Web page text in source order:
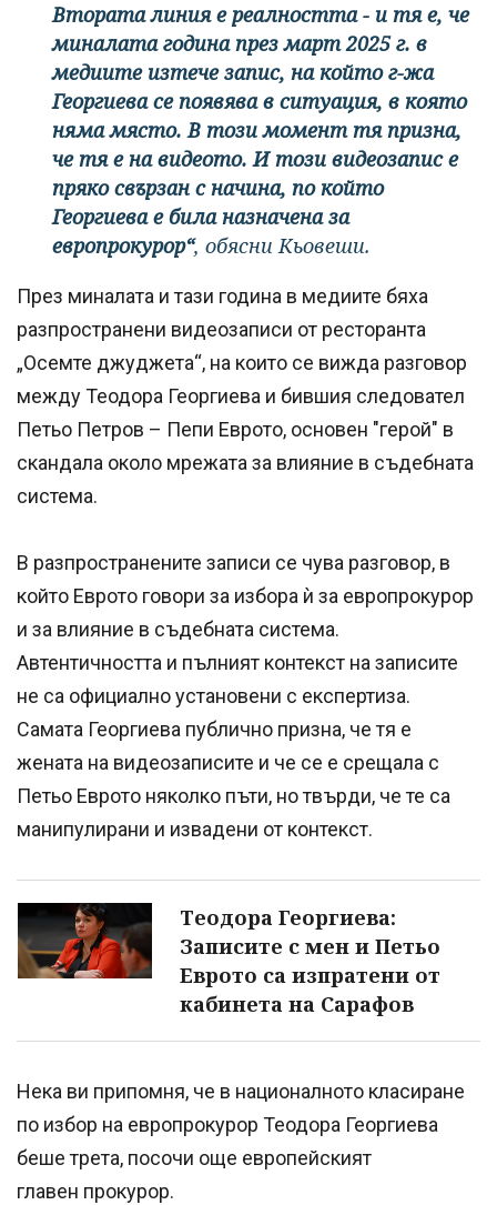
Втората линия е реалността - и тя е, че
миналата година през март 2025 г. в
медиите изтече запис, на който г-жа
Георгиева се появява в ситуация, в която
няма място. В този момент тя призна,
че тя е на видеото. И този видеозапис е
пряко свързан с начина, по който
Георгиева е била назначена за
европрокурор“, обясни Кьовеши.
През миналата и тази година в медиите бяха
разпространени видеозаписи от ресторанта
„Осемте джуджета“, на които се вижда разговор
между Теодора Георгиева и бившия следовател
Петьо Петров – Пепи Еврото, основен "герой" в
скандала около мрежата за влияние в съдебната
система.
В разпространените записи се чува разговор, в
който Еврото говори за избора ѝ за европрокурор
и за влияние в съдебната система.
Автентичността и пълният контекст на записите
не са официално установени с експертиза.
Самата Георгиева публично призна, че тя е
жената на видеозаписите и че се е срещала с
Петьо Еврото няколко пъти, но твърди, че те са
манипулирани и извадени от контекст.
Теодора Георгиева:
Записите с мен и Петьо
Еврото са изпратени от
кабинета на Сарафов
Нека ви припомня, че в националното класиране
по избор на европрокурор Теодора Георгиева
беше трета, посочи още европейският
главен прокурор.